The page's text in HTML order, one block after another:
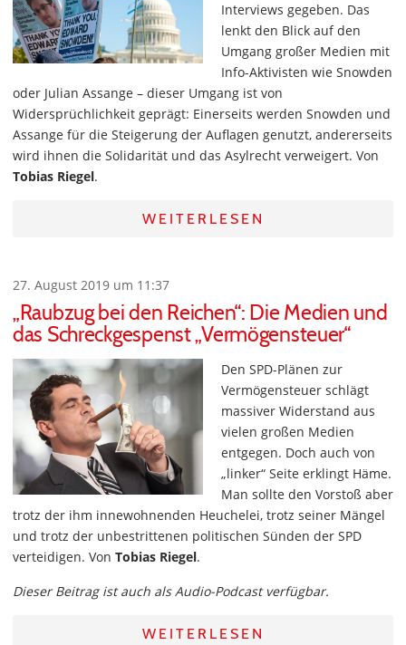
Interviews gegeben. Das
lenkt den Blick auf den
Umgang großer Medien mit
Info-Aktivisten wie Snowden
oder Julian Assange – dieser Umgang ist von
Widersprüchlichkeit geprägt: Einerseits werden Snowden und
Assange für die Steigerung der Auflagen genutzt, andererseits
wird ihnen die Solidarität und das Asylrecht verweigert. Von
Tobias Riegel.
WEITERLESEN
27. August 2019 um 11:37
„Raubzug bei den Reichen“: Die Medien und
das Schreckgespenst „Vermögensteuer“
Den SPD-Plänen zur
Vermögensteuer schlägt
massiver Widerstand aus
vielen großen Medien
entgegen. Doch auch von
„linker“ Seite erklingt Häme.
Man sollte den Vorstoß aber
trotz der ihm innewohnenden Heuchelei, trotz seiner Mängel
und trotz der unbestrittenen politischen Sünden der SPD
verteidigen. Von Tobias Riegel.
Dieser Beitrag ist auch als Audio-Podcast verfügbar.
WEITERLESEN